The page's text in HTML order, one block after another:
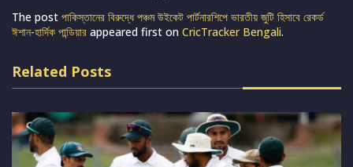
The post পাকিস্তানের বিরুদ্ধে পঞ্চম উইকেট পার্টনারশিপে ভারতীয় জুটি হিসাবে রেকর্ড
ঈশান-হার্দিক পান্ডিয়ার appeared first on CricTracker Bengali.
Related Posts